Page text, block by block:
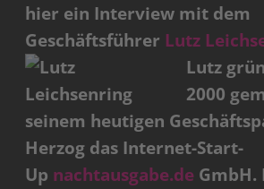
hier ein Interview mit dem
Geschäftsführer Lutz
Lutz
2000
seinem heutigen
Herzog das Internet-Start-
Up nachtausgabe.de GmbH.